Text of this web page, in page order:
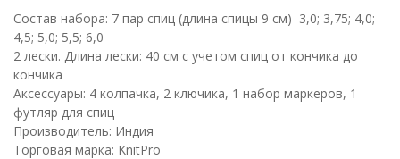
Состав набора: 7 пар спиц (длина спицы 9 см) 3,0; 3,75; 4,0;
4,5; 5,0; 5,5; 6,0
2 лески. Длина лески: 40 cм с учетом спиц от кончика до
кончика
Аксессуары: 4 колпачка, 2 ключика, 1 набор маркеров, 1
футляр для спиц
Производитель: Индия
Торговая марка: KnitPro